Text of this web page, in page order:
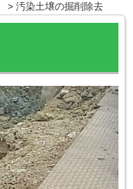
汚染土壌の掘削除去